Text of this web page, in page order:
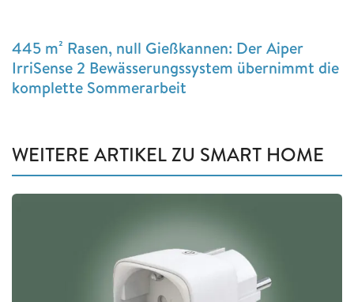
445 m² Rasen, null Gießkannen: Der Aiper
IrriSense 2 Bewässerungssystem übernimmt die
komplette Sommerarbeit
WEITERE ARTIKEL ZU SMART HOME